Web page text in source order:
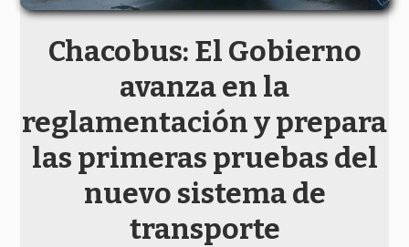
Chacobus: El Gobierno
avanza en la
reglamentación y prepara
las primeras pruebas del
nuevo sistema de
transporte